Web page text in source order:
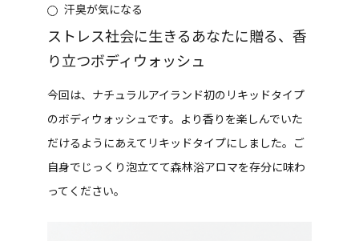
汗臭が気になる
ストレス社会に生きるあなたに贈る、香
り立つボディウォッシュ
今回は、ナチュラルアイランド初のリキッドタイプ
のボディウォッシュです。より香りを楽しんでいた
だけるようにあえてリキッドタイプにしました。ご
自身でじっくり泡立てて森林浴アロマを存分に味わ
ってください。